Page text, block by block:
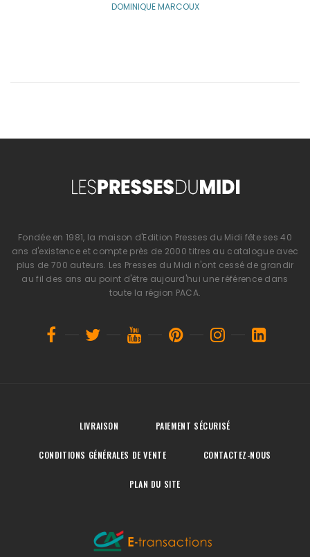
DOMINIQUE MARCOUX
Fondée en 1981, la maison d'Edition Presses du Midi fête ses 40
ans d'existence et compte près de 2000 titres au catalogue avec
plus de 700 auteurs. Les Presses du Midi n'ont cessé de grandir
au fil des ans au point d'être aujourd'hui une référence dans
toute la région PACA.
LIVRAISON PAIEMENT SÉCURISÉ
CONDITIONS GÉNÉRALES DE VENTE CONTACTEZ-NOUS
PLAN DU SITE